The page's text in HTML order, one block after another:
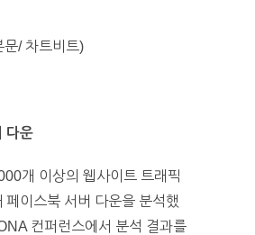
/ 차트비트)
다운
개 이상의 웹사이트 트래픽
페이스북 서버 다운을 분석했
컨퍼런스에서 분석 결과를